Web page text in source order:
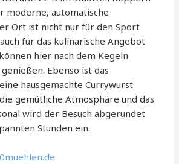
moderne, automatische
Ort ist nicht nur für den Sport
für das kulinarische Angebot
hier nach dem Kegeln
Ebenso ist das
hausgemachte Currywurst
gemütliche Atmosphäre und das
wird der Besuch abgerundet
Stunden ein.